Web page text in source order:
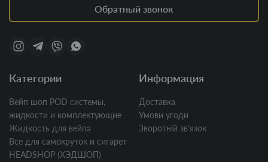
Обратный звонок
Категории
Вейп шоп POD системы,
жидкости и комплектующие
Жидкость для вейпа
Все для самокруток и сигарет
HEADSHOP (ХЭДШОП)
Информация
Доставка
Умови угоди
Зворотній звʼязок